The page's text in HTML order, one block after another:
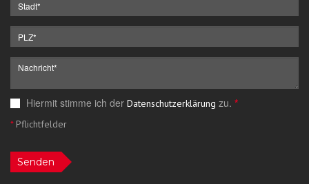
Hiermit stimme ich der Datenschutzerklärung zu. *
*Pflichtfelder
Senden